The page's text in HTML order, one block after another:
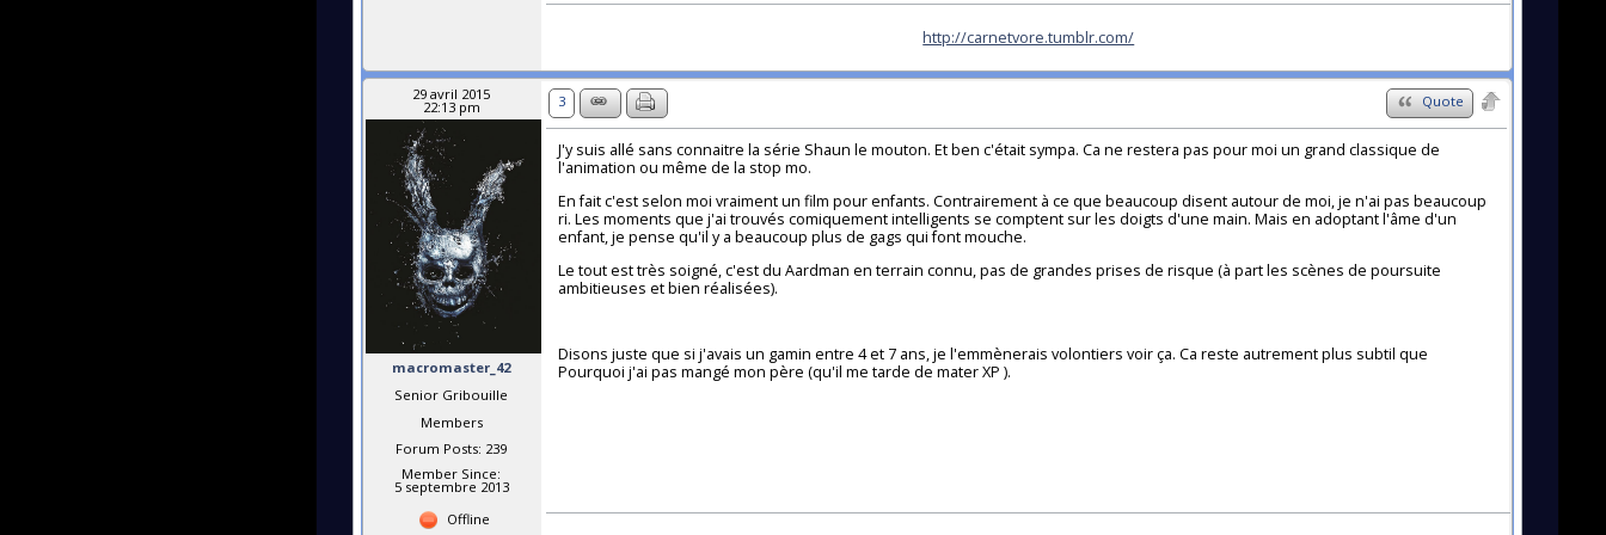
http://carnetvore.tumblr.com/
29 avril 2015
22:13 pm
macromaster_42
Senior Gribouille
Members
Forum Posts: 239
Member Since:
5 septembre 2013
Offline
3 Quote
J'y suis allé sans connaitre la série Shaun le mouton. Et ben c'était sympa. Ca ne restera pas pour moi un grand classique de
l'animation ou même de la stop mo.
En fait c'est selon moi vraiment un film pour enfants. Contrairement à ce que beaucoup disent autour de moi, je n'ai pas beaucoup
ri. Les moments que j'ai trouvés comiquement intelligents se comptent sur les doigts d'une main. Mais en adoptant l'âme d'un
enfant, je pense qu'il y a beaucoup plus de gags qui font mouche.
Le tout est très soigné, c'est du Aardman en terrain connu, pas de grandes prises de risque (à part les scènes de poursuite
ambitieuses et bien réalisées).
Disons juste que si j'avais un gamin entre 4 et 7 ans, je l'emmènerais volontiers voir ça. Ca reste autrement plus subtil que
Pourquoi j'ai pas mangé mon père (qu'il me tarde de mater XP ).